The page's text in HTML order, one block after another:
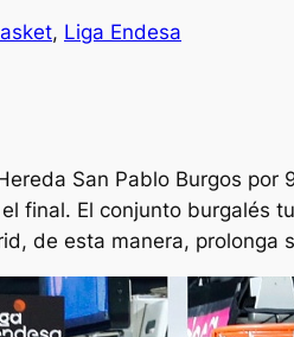
, Liga Endesa
San Pablo Burgos
final. El conjunto burgalés
de esta manera, prolonga